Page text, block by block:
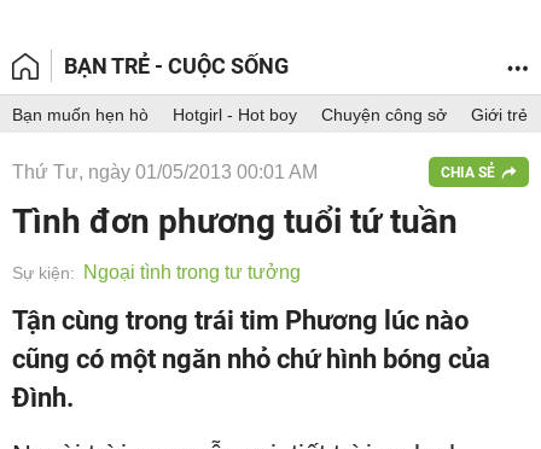
BẠN TRẺ - CUỘC SỐNG
Bạn muốn hẹn hò Hotgirl - Hot boy Chuyện công sở Giới trẻ
Thứ Tư, ngày 01/05/2013 00:01 AM CHIA SẺ
Tình đơn phương tuổi tứ tuần
Sự kiện: Ngoại tình trong tư tưởng
Tận cùng trong trái tim Phương lúc nào
cũng có một ngăn nhỏ chứ hình bóng của
Đình.